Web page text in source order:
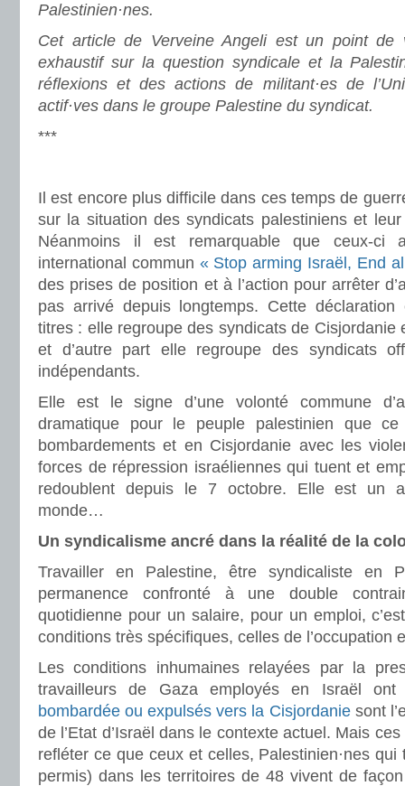
Palestinien·nes.
Cet article de Verveine Angeli est un point
exhaustif sur la question syndicale et la
réflexions et des actions de militant·es de
actif·ves dans le groupe Palestine du syndicat.
***
Il est encore plus difficile dans ces temps de
sur la situation des syndicats palestiniens et
Néanmoins il est remarquable que ceux-ci
international commun « Stop arming Israël, End
des prises de position et à l’action pour arrêter
pas arrivé depuis longtemps. Cette
titres : elle regroupe des syndicats de Cisjordanie
et d’autre part elle regroupe des syndicats
indépendants.
Elle est le signe d’une volonté commune
dramatique pour le peuple palestinien que
bombardements et en Cisjordanie avec les
forces de répression israéliennes qui tuent et
redoublent depuis le 7 octobre. Elle est un
monde…
Un syndicalisme ancré dans la réalité de la
Travailler en Palestine, être syndicaliste en
permanence confronté à une double
quotidienne pour un salaire, pour un emploi,
conditions très spécifiques, celles de l’occupation
Les conditions inhumaines relayées par la
travailleurs de Gaza employés en Israël
bombardée ou expulsés vers la Cisjordaniesont
de l’Etat d’Israël dans le contexte actuel. Mais
refléter ce que ceux et celles, Palestinien·nes
permis) dans les territoires de 48 vivent de